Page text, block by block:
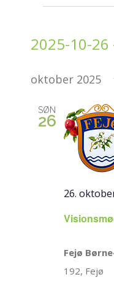
2025-10-26
oktober 2025
SØN
26
26.
Fejø
192, Fejø